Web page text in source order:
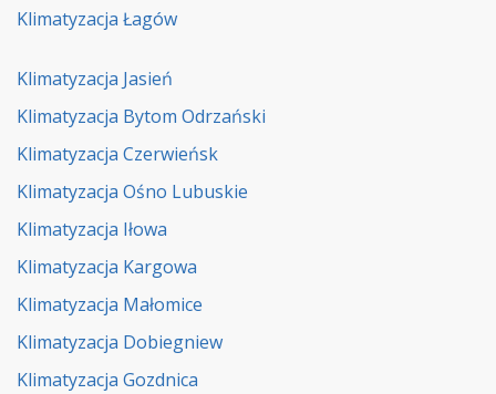
Klimatyzacja Łagów
Klimatyzacja Jasień
Klimatyzacja Bytom Odrzański
Klimatyzacja Czerwieńsk
Klimatyzacja Ośno Lubuskie
Klimatyzacja Iłowa
Klimatyzacja Kargowa
Klimatyzacja Małomice
Klimatyzacja Dobiegniew
Klimatyzacja Gozdnica